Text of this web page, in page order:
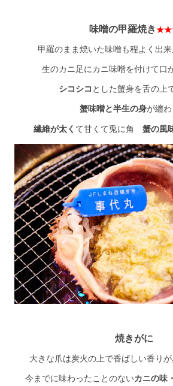
味噌の甲羅焼き
甲羅のまま焼いた味噌も程よく出来
生のカニ足にカニ味噌を付けて口
シコシコ とした蟹身を舌の上
蟹味噌と半生の身が纏わ
繊維が太く て甘くて兎に角 蟹の風
焼きがに
大きな爪は炭火の上で香ばしい香りが
今までに味わったことのないカニの味